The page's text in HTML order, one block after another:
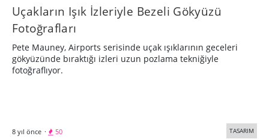
Uçakların Işık İzleriyle Bezeli Gökyüzü
Fotoğrafları
Pete Mauney, Airports serisinde uçak ışıklarının geceleri
gökyüzünde bıraktığı izleri uzun pozlama tekniğiyle
fotoğraflıyor.
8 yıl önce · 50 TASARIM